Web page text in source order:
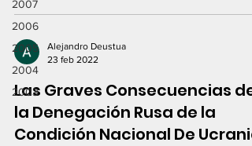
2007
2006
2005
2004
2003
Alejandro Deustua
23 feb 2022
Las Graves Consecuencias de
la Denegación Rusa de la
Condición Nacional De Ucrania